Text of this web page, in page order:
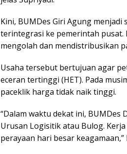
Kini, BUMDes Giri Agung
terintegrasi ke pemerintah pusat.
mengolah dan mendistribusikan
Usaha tersebut bertujuan agar
eceran tertinggi (HET). Pada
paceklik harga tidak naik tinggi.
“Dalam waktu dekat ini, BUMDes
Urusan Logisitik atau Bulog.
perayaan hari besar